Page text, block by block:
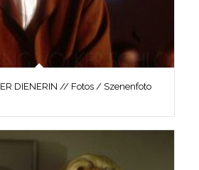
DIENERIN // Fotos / Szenenfoto